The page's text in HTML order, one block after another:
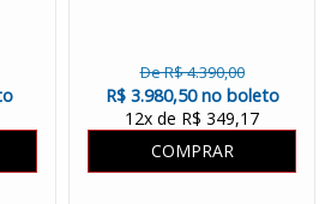
De R$ 4.390,00
R$ 3.980,50 no boleto
12x de R$ 349,17
COMPRAR